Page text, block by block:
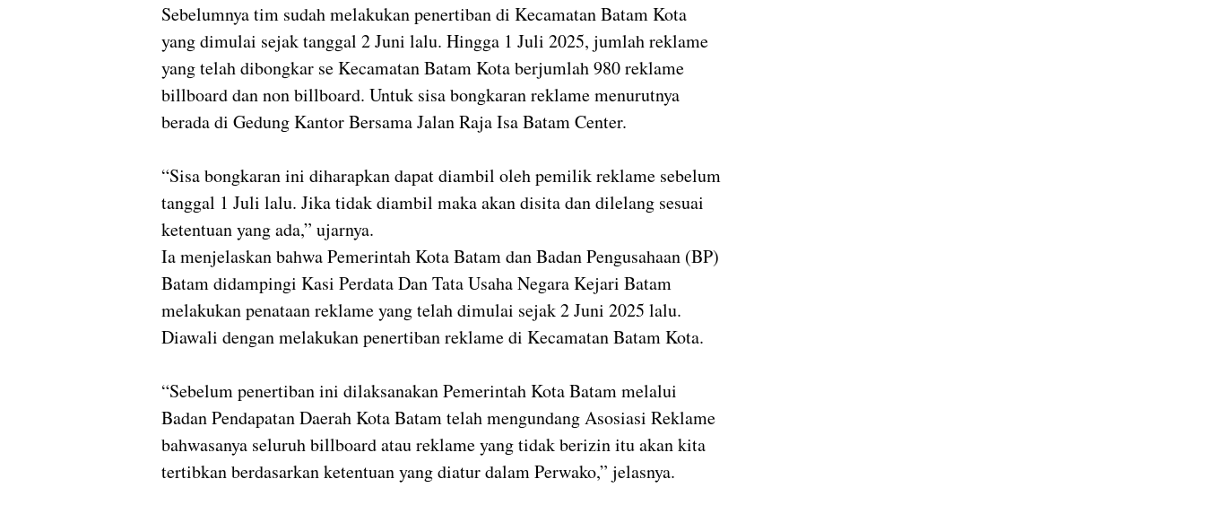
Sebelumnya tim sudah melakukan penertiban di Kecamatan Batam Kota
yang dimulai sejak tanggal 2 Juni lalu. Hingga 1 Juli 2025, jumlah reklame
yang telah dibongkar se Kecamatan Batam Kota berjumlah 980 reklame
billboard dan non billboard. Untuk sisa bongkaran reklame menurutnya
berada di Gedung Kantor Bersama Jalan Raja Isa Batam Center.
“Sisa bongkaran ini diharapkan dapat diambil oleh pemilik reklame sebelum
tanggal 1 Juli lalu. Jika tidak diambil maka akan disita dan dilelang sesuai
ketentuan yang ada,” ujarnya.
Ia menjelaskan bahwa Pemerintah Kota Batam dan Badan Pengusahaan (BP)
Batam didampingi Kasi Perdata Dan Tata Usaha Negara Kejari Batam
melakukan penataan reklame yang telah dimulai sejak 2 Juni 2025 lalu.
Diawali dengan melakukan penertiban reklame di Kecamatan Batam Kota.
“Sebelum penertiban ini dilaksanakan Pemerintah Kota Batam melalui
Badan Pendapatan Daerah Kota Batam telah mengundang Asosiasi Reklame
bahwasanya seluruh billboard atau reklame yang tidak berizin itu akan kita
tertibkan berdasarkan ketentuan yang diatur dalam Perwako,” jelasnya.